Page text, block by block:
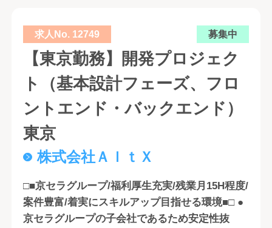
求人No. 12749 募集中
【東京勤務】開発プロジェク
ト（基本設計フェーズ、フロ
ントエンド・バックエンド）
東京
株式会社ＡｌｔＸ
□■京セラグループ/福利厚生充実/残業月15H程度/
案件豊富/着実にスキルアップ目指せる環境■□ ●
京セラグループの子会社であるため安定性抜